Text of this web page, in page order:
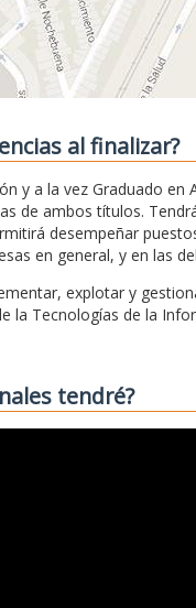
al finalizar?
y a la vez Graduado en
de ambos títulos.
desempeñar
en general, y en las
explotar y
la Tecnologías de la
tendré?